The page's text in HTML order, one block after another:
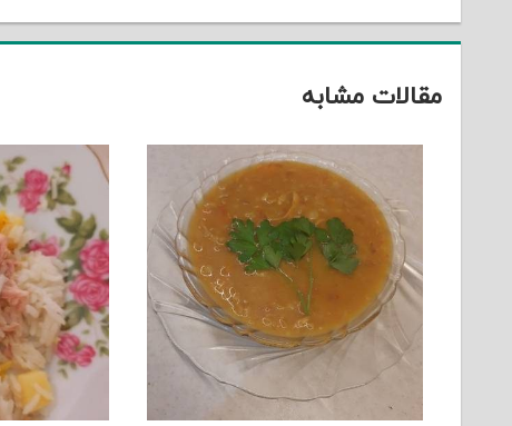
مقالات مشابه